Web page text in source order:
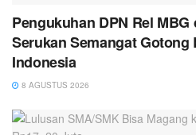
Pengukuhan DPN Rel MBG
Serukan Semangat
Indonesia
8 AGUSTUS 2026